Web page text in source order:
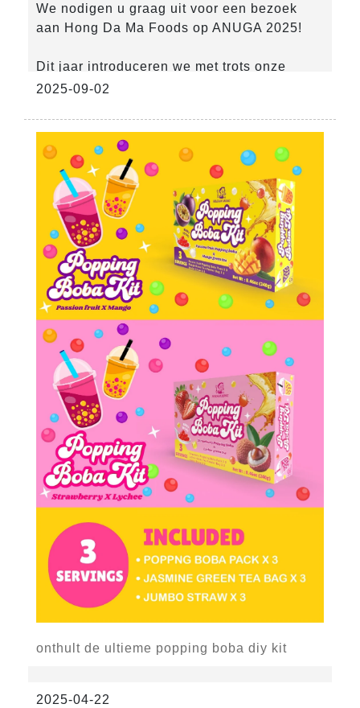
We nodigen u graag uit voor een bezoek
aan Hong Da Ma Foods op ANUGA 2025!
Dit jaar introduceren we met trots onze
gloednieuwe alcoholische dranken en
innovatieve smaken en zie met eigen ogen
hoe we plezier en creativiteit toevoegen aan
de wereld van dranken.
2025-09-02
onthult de ultieme popping boba diy kit
2025-04-22